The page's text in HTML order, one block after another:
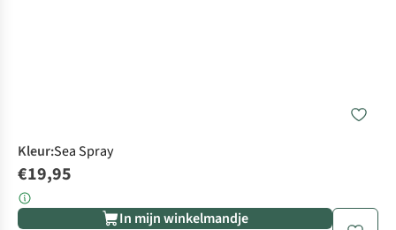
Kleur:Sea Spray
€19,95
In mijn winkelmandje